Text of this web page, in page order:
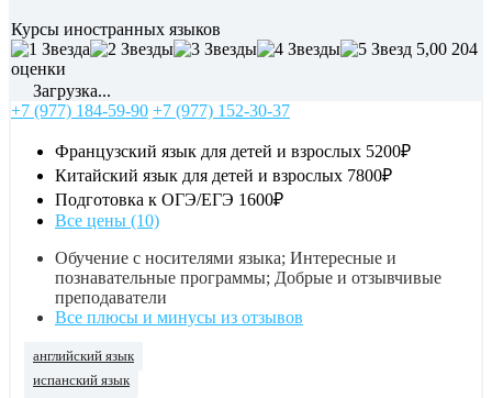
Курсы иностранных языков
5,00 204
оценки
Загрузка...
+7 (977) 184-59-90 +7 (977) 152-30-37
Французский язык для детей и взрослых 5200₽
Китайский язык для детей и взрослых 7800₽
Подготовка к ОГЭ/ЕГЭ 1600₽
Все цены (10)
Обучение с носителями языка; Интересные и
познавательные программы; Добрые и отзывчивые
преподаватели
Все плюсы и минусы из отзывов
английский язык
испанский язык